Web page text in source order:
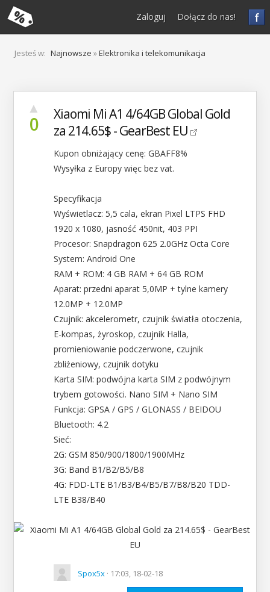
f
Zaloguj Dołącz do nas!
Jesteś w: Najnowsze »Elektronika i telekomunikacja
▲
0
Xiaomi Mi A1 4/64GB Global Gold
za 214.65$ - GearBest EU
Kupon obniżający cenę: GBAFF8%
Wysyłka z Europy więc bez vat.
Specyfikacja
Wyświetlacz: 5,5 cala, ekran Pixel LTPS FHD
1920 x 1080, jasność 450nit, 403 PPI
Procesor: Snapdragon 625 2.0GHz Octa Core
System: Android One
RAM + ROM: 4 GB RAM + 64 GB ROM
Aparat: przedni aparat 5,0MP + tylne kamery
12.0MP + 12.0MP
Czujnik: akcelerometr, czujnik światła otoczenia,
E-kompas, żyroskop, czujnik Halla,
promieniowanie podczerwone, czujnik
zbliżeniowy, czujnik dotyku
Karta SIM: podwójna karta SIM z podwójnym
trybem gotowości. Nano SIM + Nano SIM
Funkcja: GPSA / GPS / GLONASS / BEIDOU
Bluetooth: 4.2
Sieć:
2G: GSM 850/900/1800/1900MHz
3G: Band B1/B2/B5/B8
4G: FDD-LTE B1/B3/B4/B5/B7/B8/B20 TDD-
LTE B38/B40
Spox5x · 17:03, 18-02-18